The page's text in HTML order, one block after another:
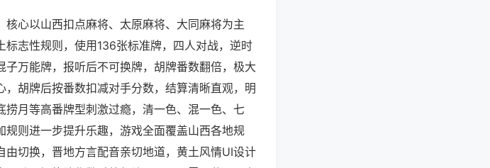
心以山西扣点麻将、太原麻将、大同麻将为主
志性规则，使用136张标准牌，四人对战，逆时
万能牌，报听后不可换牌，胡牌番数翻倍，极大
胡牌后按番数扣减对手分数，结算清晰直观，明
月等高番牌型刺激过瘾，清一色、混一色、七
则进一步提升乐趣，游戏全面覆盖山西各地规
切换，晋地方言配音亲切地道，黄土风情UI设计